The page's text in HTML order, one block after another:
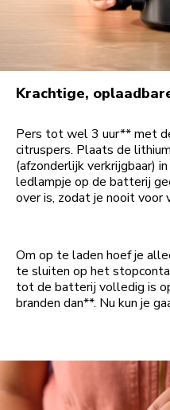
Krachtige,
Pers tot wel 3 uur** met
citruspers. Plaats de
(afzonderlijk verkrijgbaar)
ledlampje op de batterij
over is, zodat je nooit voor
Om op te laden hoef je
te sluiten op het
tot de batterij volledig is
branden dan**. Nu kun je